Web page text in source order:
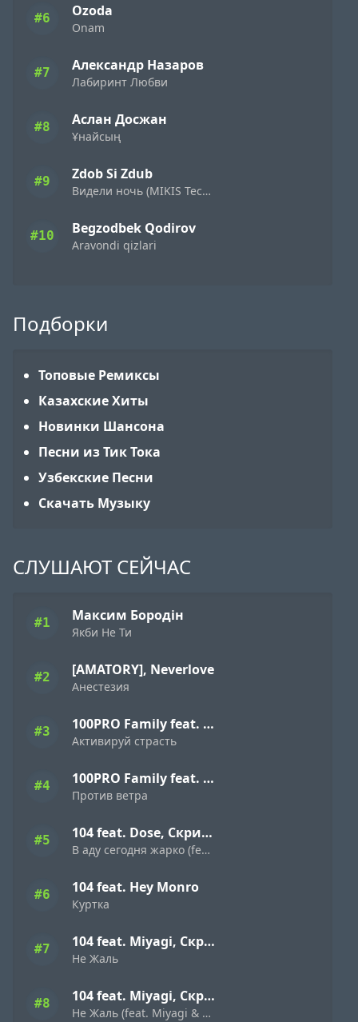
#6 Ozoda
Onam
#7 Александр Назаров
Лабиринт Любви
#8 Аслан Досжан
Ұнайсың
#9 Zdob Si Zdub
Видели ночь (MIKIS Techno Flip)
#10 Begzodbek Qodirov
Aravondi qizlari
Подборки
Топовые Ремиксы
Казахские Хиты
Новинки Шансона
Песни из Тик Тока
Узбекские Песни
Скачать Музыку
СЛУШАЮТ СЕЙЧАС
#1 Максим Бородін
Якби Не Ти
#2 [AMATORY], Neverlove
Анестезия
#3 100PRO Family feat. Dave Bra, Indigo, Режик, Кима, Slavon, Denny Presston, Буян, ШЕFF, Simagon, MonoSoul
Активируй страсть
#4 100PRO Family feat. Dave Bra, Кипер, Popovi4, Буян, Indigo, Simagon, ШЕFF, MonoSoul
Против ветра
#5 104 feat. Dose, Скриптонит
В аду сегодня жарко (feat. Dose & Скриптонит)
#6 104 feat. Hey Monro
Куртка
#7 104 feat. Miyagi, Скриптонит
Не Жаль
#8 104 feat. Miyagi, Скриптонит
Не Жаль (feat. Miyagi & Скриптонит)